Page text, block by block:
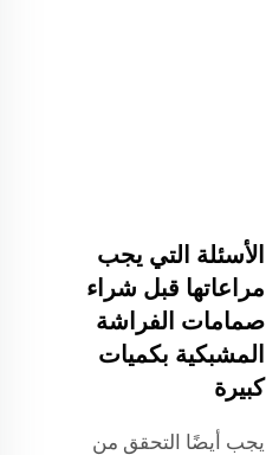
الأسئلة التي يجب
مراعاتها قبل شراء
صمامات الفراشة
المشبكية بكميات
كبيرة
يجب أيضًا التحقق من